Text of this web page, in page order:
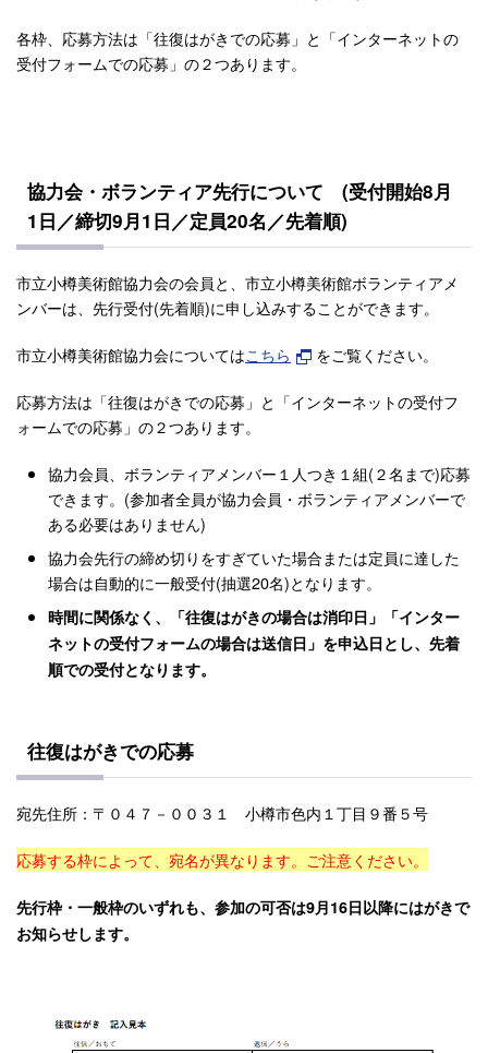
各枠、応募方法は「往復はがきでの応募」と「インターネットの
受付フォームでの応募」の２つあります。
協力会・ボランティア先行について (受付開始8月
1日／締切9月1日／定員20名／先着順)
市立小樽美術館協力会の会員と、市立小樽美術館ボランティアメ
ンバーは、先行受付(先着順)に申し込みすることができます。
市立小樽美術館協力会についてはこちら をご覧ください。
応募方法は「往復はがきでの応募」と「インターネットの受付フ
ォームでの応募」の２つあります。
協力会員、ボランティアメンバー１人つき１組(２名まで)応募
できます。(参加者全員が協力会員・ボランティアメンバーで
ある必要はありません)
協力会先行の締め切りをすぎていた場合または定員に達した
場合は自動的に一般受付(抽選20名)となります。
時間に関係なく、「往復はがきの場合は消印日」「インター
ネットの受付フォームの場合は送信日」を申込日とし、先着
順での受付となります。
往復はがきでの応募
宛先住所：〒０４７－００３１ 小樽市色内１丁目９番５号
応募する枠によって、宛名が異なります。ご注意ください。
先行枠・一般枠のいずれも、参加の可否は9月16日以降にはがきで
お知らせします。